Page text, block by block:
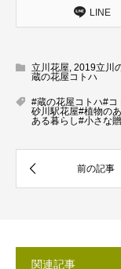
LINE
立川花屋, 2019立川
蔵の花屋コトハ
#蔵の花屋コトハ#
砂川駅花屋#植物の
ある暮らし#小さな
関連記事